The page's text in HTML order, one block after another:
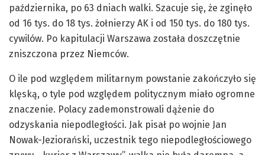
października, po 63 dniach walki. Szacuje się, że zginęło
od 16 tys. do 18 tys. żołnierzy AK i od 150 tys. do 180 tys.
cywilów. Po kapitulacji Warszawa została doszczętnie
zniszczona przez Niemców.
O ile pod względem militarnym powstanie zakończyło się
klęską, o tyle pod względem politycznym miało ogromne
znaczenie. Polacy zademonstrowali dążenie do
odzyskania niepodległości. Jak pisał po wojnie Jan
Nowak-Jeziorański, uczestnik tego niepodległościowego